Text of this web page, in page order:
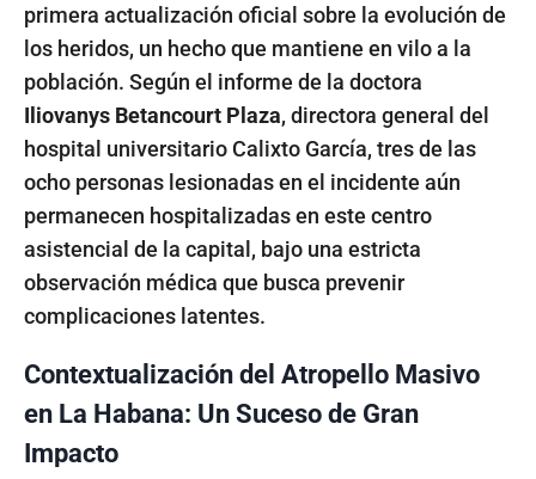
primera actualización oficial sobre la evolución de
los heridos, un hecho que mantiene en vilo a la
población. Según el informe de la doctora
Iliovanys Betancourt Plaza, directora general del
hospital universitario Calixto García, tres de las
ocho personas lesionadas en el incidente aún
permanecen hospitalizadas en este centro
asistencial de la capital, bajo una estricta
observación médica que busca prevenir
complicaciones latentes.
Contextualización del Atropello Masivo
en La Habana: Un Suceso de Gran
Impacto